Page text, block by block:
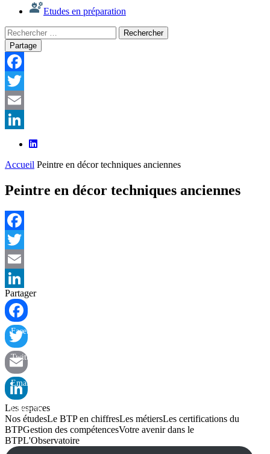
Etudes en préparation
Rechercher
:
Rechercher
Partage
Facebook
Twitter
Email
LinkedIn
Accueil Peintre en décor techniques anciennes
Peintre en décor techniques anciennes
Facebook
Twitter
Email
LinkedIn
Partager
Facebook
Twitter
Email
LinkedIn
Les espaces
Nos étudesLe BTP en chiffresLes métiersLes certifications du
BTPGestion des compétencesVotre avenir dans le
BTPL'Observatoire